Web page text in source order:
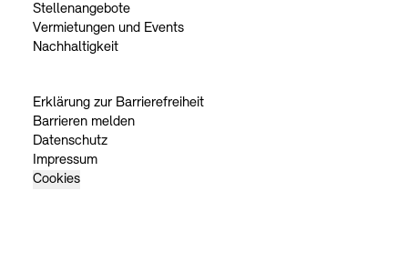
Stellenangebote
Vermietungen und Events
Nachhaltigkeit
Erklärung zur Barrierefreiheit
Barrieren melden
Datenschutz
Impressum
Cookies